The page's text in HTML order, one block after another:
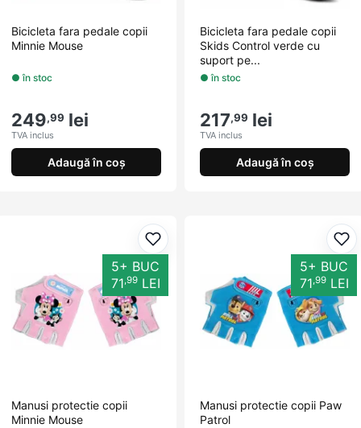
Bicicleta fara pedale copii
Minnie Mouse
● în stoc
249,99 lei
TVA inclus
Adaugă în coș
Bicicleta fara pedale copii
Skids Control verde cu
suport pe...
● în stoc
217,99 lei
TVA inclus
Adaugă în coș
Adaugă la favorite
5+ BUC
71,99LEI
Manusi protectie copii
Minnie Mouse
5+ BUC
71,99LEI
Manusi protectie copii Paw
Patrol